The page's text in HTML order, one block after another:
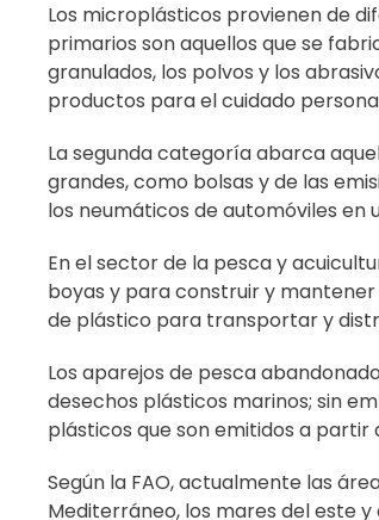
Los microplásticos provienen de
primarios son aquellos que se
granulados, los polvos y los
productos para el cuidado
La segunda categoría abarca
grandes, como bolsas y de las
los neumáticos de automóviles en
En el sector de la pesca y
boyas y para construir y
de plástico para transportar y
Los aparejos de pesca
desechos plásticos marinos; sin
plásticos que son emitidos a partir
Según la FAO, actualmente las
Mediterráneo, los mares del este